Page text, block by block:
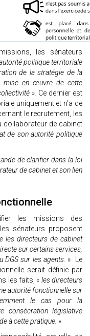
les sénateurs
politique territoriale
de la stratégie de la
mise en œuvre de cette
». Ce dernier est
uniquement et n’a de
le recrutement, les
collaborateur de cabinet
de son autorité politique
de clarifier dans la loi
de cabinet et son lien
les missions des
sénateurs proposent
les directeurs de cabinet
sur certains services,
DGS sur les agents. » Le
serait définie par
les faits, « les directeurs
autorité fonctionnelle sur
le cas pour la
consécration législative
à cette pratique. »